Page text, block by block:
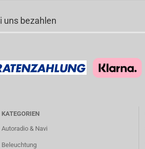
uns bezahlen
KATEGORIEN
Autoradio & Navi
Beleuchtung